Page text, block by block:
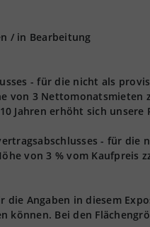
/ in Bearbeitung
- für die nicht als
von 3 Nettomonatsmieten
Jahren erhöht sich
- für
von 3 % vom Kaufpreis
die Angaben in diesem
können. Bei den